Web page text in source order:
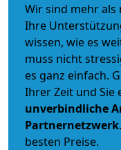
Wir sind mehr
Ihre
wissen, wie es
muss nicht
es ganz einfach.
Ihrer Zeit und Sie
unverbindliche
Partnernetzwerk
besten Preise.